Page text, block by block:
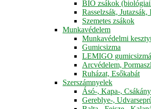
BIO zsákok
Rasselzsák, Jutazsák,
Szemetes zsákok
Munkavédelem
Munkavédelmi
Gumicsizma
LEMIGO
Arcvédelem,
Ruházat, Esőkabát
Szerszámnyelek
Ásó-, Kapa-,
Gereblye-,